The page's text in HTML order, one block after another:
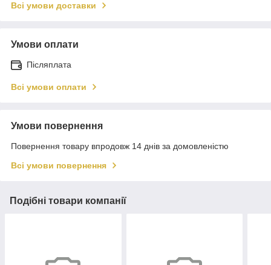
Всі умови доставки
Умови оплати
Післяплата
Всі умови оплати
Умови повернення
Повернення товару впродовж 14 днів за домовленістю
Всі умови повернення
Подібні товари компанії